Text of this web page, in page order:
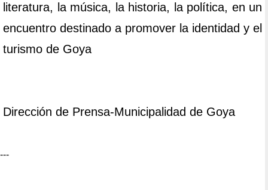
literatura, la música, la historia, la política, en un
encuentro destinado a promover la identidad y el
turismo de Goya
Dirección de Prensa-Municipalidad de Goya
---